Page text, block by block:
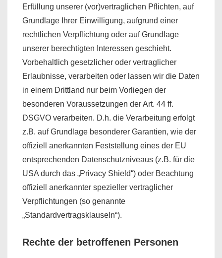
Erfüllung unserer (vor)vertraglichen Pflichten, auf
Grundlage Ihrer Einwilligung, aufgrund einer
rechtlichen Verpflichtung oder auf Grundlage
unserer berechtigten Interessen geschieht.
Vorbehaltlich gesetzlicher oder vertraglicher
Erlaubnisse, verarbeiten oder lassen wir die Daten
in einem Drittland nur beim Vorliegen der
besonderen Voraussetzungen der Art. 44 ff.
DSGVO verarbeiten. D.h. die Verarbeitung erfolgt
z.B. auf Grundlage besonderer Garantien, wie der
offiziell anerkannten Feststellung eines der EU
entsprechenden Datenschutzniveaus (z.B. für die
USA durch das „Privacy Shield“) oder Beachtung
offiziell anerkannter spezieller vertraglicher
Verpflichtungen (so genannte
„Standardvertragsklauseln“).
Rechte der betroffenen Personen